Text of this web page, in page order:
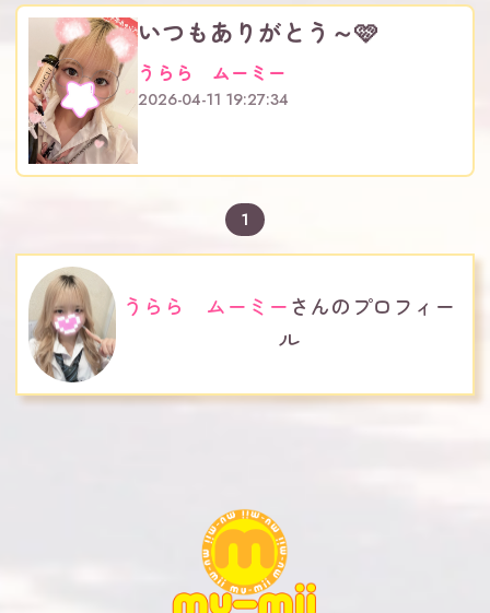
うらら ムーミーさんのプロフィー
ル
いつもありがとう～🩷
うらら ムーミー
2026-04-11 19:27:34
1